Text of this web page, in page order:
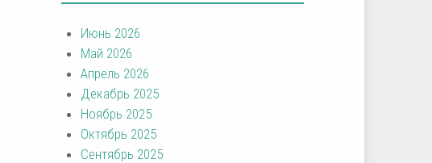
Июнь 2026
Май 2026
Апрель 2026
Декабрь 2025
Ноябрь 2025
Октябрь 2025
Сентябрь 2025